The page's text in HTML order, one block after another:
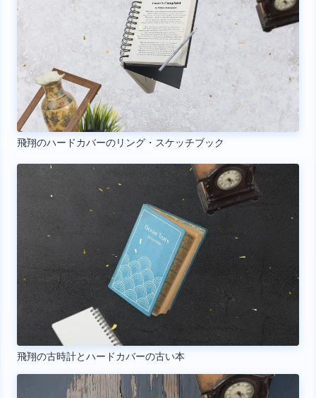
飛翔のハードカバーのリング・スケッチブック
飛翔の古時計とハードカバーの古い本